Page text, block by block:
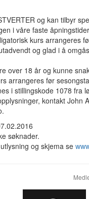
og kan tilbyr
i våre faste
kurs arrangeres
og glad i å
over 18 år og kunne
arrangeres før
i stillingskode 1078 fra
kontakt John
søknader.
og skjema se